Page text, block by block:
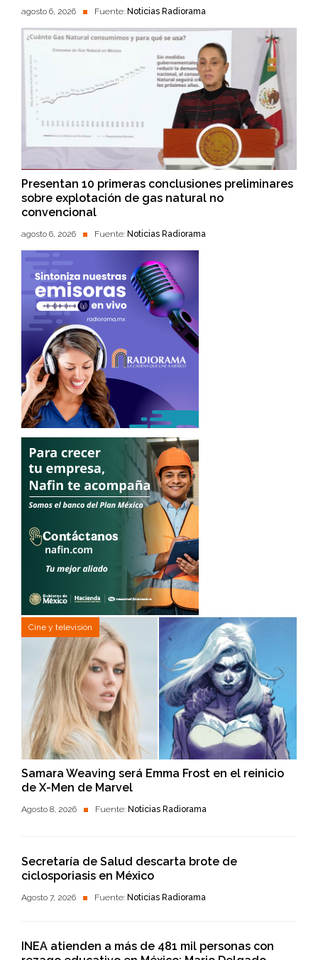
agosto 6, 2026 Fuente: Noticias Radiorama
Presentan 10 primeras conclusiones preliminares
sobre explotación de gas natural no
convencional
agosto 6, 2026 Fuente: Noticias Radiorama
Cine y televisión
Samara Weaving será Emma Frost en el reinicio
de X-Men de Marvel
Agosto 8, 2026 Fuente: Noticias Radiorama
Secretaría de Salud descarta brote de
ciclosporiasis en México
Agosto 7, 2026 Fuente: Noticias Radiorama
INEA atienden a más de 481 mil personas con